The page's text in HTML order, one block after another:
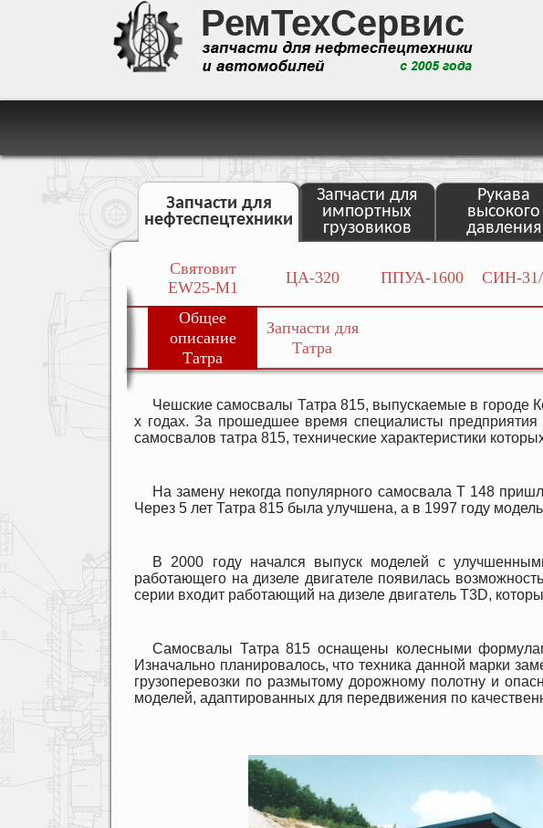
РемТехСервис
Запчасти для
нефтеспецтехники
Запчасти для
импортных
грузовиков
Рукава
высокого
давления
Святовит
EW25-M1
ЦА-320 ППУА-1600 СИН-31/
Общее
описание
Татра
Запчасти для
Татра
Чешские самосвалы Татра 815, выпускаемые в городе
х годах. За прошедшее время специалисты
самосвалов татра 815, технические характеристики
На замену некогда популярного самосвала Т 148
Через 5 лет Татра 815 была улучшена, а в 1997 году
В 2000 году начался выпуск моделей с
работающего на дизеле двигателе появилась
серии входит работающий на дизеле двигатель T3D,
Самосвалы Татра 815 оснащены колесными
Изначально планировалось, что техника данной марки
грузоперевозки по размытому дорожному полотну и
моделей, адаптированных для передвижения по